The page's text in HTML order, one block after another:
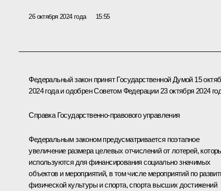
26 октября 2024 года 15:55
Федеральный закон принят Государственной Думой 15
2024 года и одобрен Советом Федерации 23 октября 2024
Справка Государственно-правового управления
Федеральным законом предусматривается поэтапное
увеличение размера целевых отчислений от лотерей,
используются для финансирования социально значимых
объектов и мероприятий, в том числе мероприятий по
физической культуры и спорта, спорта высших достижений